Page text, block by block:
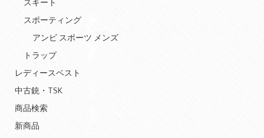
スキート
スポーティング
アンビ スポーツ メンズ
トラップ
レディースベスト
中古銃・TSK
商品検索
新商品